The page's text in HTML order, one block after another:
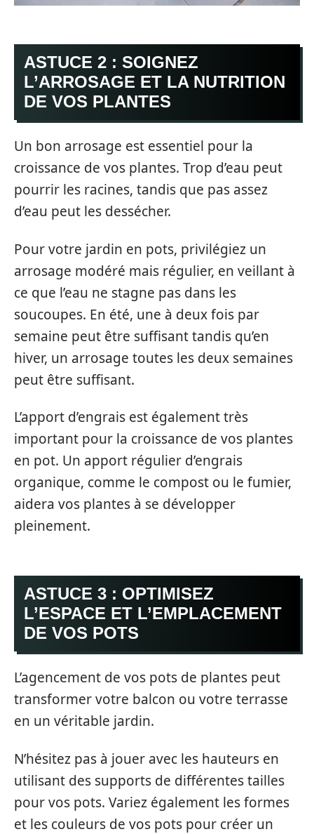
ASTUCE 2 : SOIGNEZ
L’ARROSAGE ET LA NUTRITION
DE VOS PLANTES
Un bon arrosage est essentiel pour la
croissance de vos plantes. Trop d’eau peut
pourrir les racines, tandis que pas assez
d’eau peut les dessécher.
Pour votre jardin en pots, privilégiez un
arrosage modéré mais régulier, en veillant à
ce que l’eau ne stagne pas dans les
soucoupes. En été, une à deux fois par
semaine peut être suffisant tandis qu’en
hiver, un arrosage toutes les deux semaines
peut être suffisant.
L’apport d’engrais est également très
important pour la croissance de vos plantes
en pot. Un apport régulier d’engrais
organique, comme le compost ou le fumier,
aidera vos plantes à se développer
pleinement.
ASTUCE 3 : OPTIMISEZ
L’ESPACE ET L’EMPLACEMENT
DE VOS POTS
L’agencement de vos pots de plantes peut
transformer votre balcon ou votre terrasse
en un véritable jardin.
N’hésitez pas à jouer avec les hauteurs en
utilisant des supports de différentes tailles
pour vos pots. Variez également les formes
et les couleurs de vos pots pour créer un